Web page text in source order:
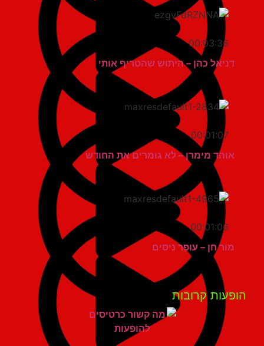
00:03:36
דניאל כהן – היתוש שהטריף אותי
00:01:07
אוהד מימרן – לא גומרים את החודש
00:01:06
מור חן – עופר ניסים
קרובות